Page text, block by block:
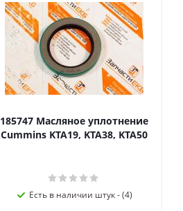
185747 Масляное уплотнение
Cummins KTA19, KTA38, KTA50
Есть в наличии штук - (4)